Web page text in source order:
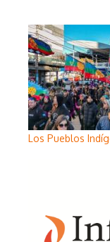
Los Pueblos